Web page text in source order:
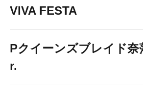
VIVA FESTA
Pクイーンズブレイド奈
r.